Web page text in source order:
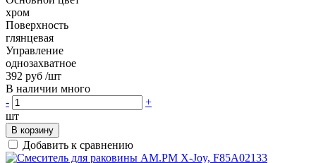
хром
Поверхность
глянцевая
Управление
однозахватное
392 руб /шт
В наличии много
-
+
шт
В корзину
Добавить к сравнению